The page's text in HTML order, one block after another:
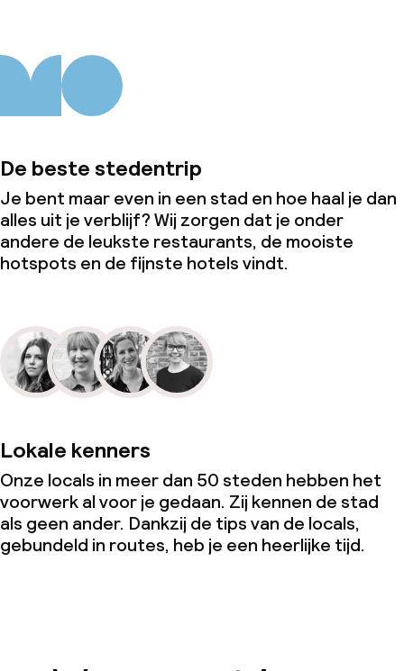
De beste stedentrip
Je bent maar even in een stad en hoe haal je dan
alles uit je verblijf? Wij zorgen dat je onder
andere de leukste restaurants, de mooiste
hotspots en de fijnste hotels vindt.
Lokale kenners
Onze locals in meer dan 50 steden hebben het
voorwerk al voor je gedaan. Zij kennen de stad
als geen ander. Dankzij de tips van de locals,
gebundeld in routes, heb je een heerlijke tijd.